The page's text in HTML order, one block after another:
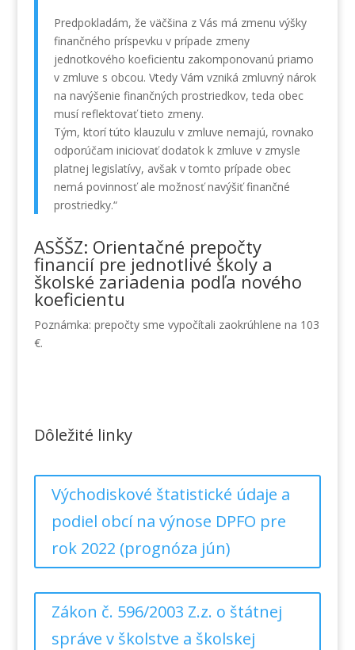
Predpokladám, že väčšina z Vás má zmenu výšky
finančného príspevku v prípade zmeny
jednotkového koeficientu zakomponovanú priamo
v zmluve s obcou. Vtedy Vám vzniká zmluvný nárok
na navýšenie finančných prostriedkov, teda obec
musí reflektovať tieto zmeny.
Tým, ktorí túto klauzulu v zmluve nemajú, rovnako
odporúčam iniciovať dodatok k zmluve v zmysle
platnej legislatívy, avšak v tomto prípade obec
nemá povinnosť ale možnosť navýšiť finančné
prostriedky.“
ASŠŠZ: Orientačné prepočty
financií pre jednotlivé školy a
školské zariadenia podľa nového
koeficientu
Poznámka: prepočty sme vypočítali zaokrúhlene na 103
€.
Dôležité linky
Východiskové štatistické údaje a
podiel obcí na výnose DPFO pre
rok 2022 (prognóza jún)
Zákon č. 596/2003 Z.z. o štátnej
správe v školstve a školskej